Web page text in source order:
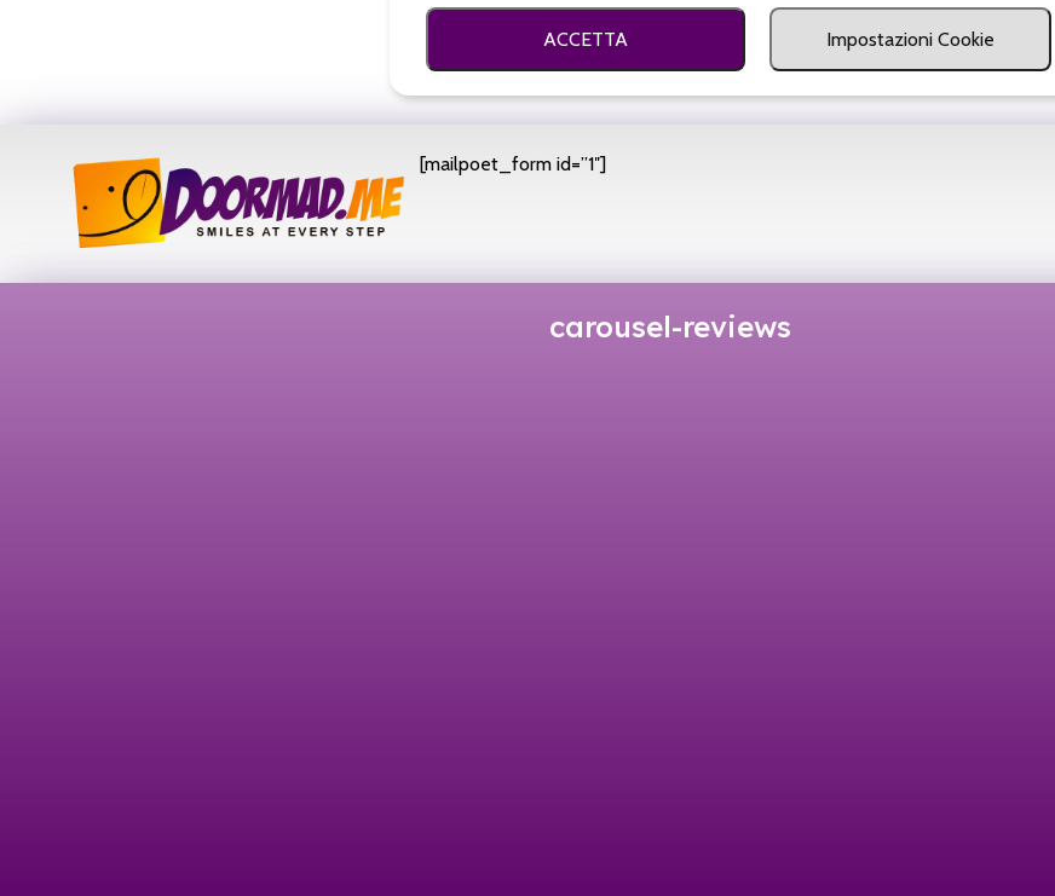
[mailpoet_form id=”1″]
carousel-reviews
ACCETTA Impostazioni Cookie